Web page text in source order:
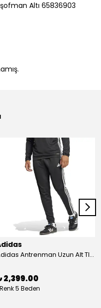
Altı 65836903
Adidas Antrenman Uzun Alt TIRO ES PNT JD0442
2,399.00
5 Beden